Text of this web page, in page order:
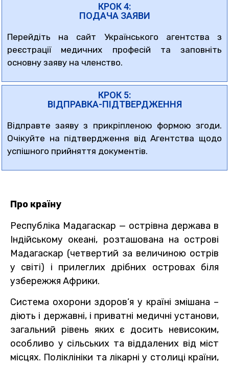
КРОК 4:
ПОДАЧА ЗАЯВИ
Перейдіть на сайт Українського агентства з
реєстрації медичних професій та заповніть
основну заяву на членство.
КРОК 5:
ВІДПРАВКА-ПІДТВЕРДЖЕННЯ
Відправте заяву з прикріпленою формою згоди.
Очікуйте на підтвердження від Агентства щодо
успішного прийняття документів.
Про країну
Республіка Мадагаскар — острівна держава в
Індійському океані, розташована на острові
Мадагаскар (четвертий за величиною острів
у світі) і прилеглих дрібних островах біля
узбережжя Африки.
Система охорони здоров’я у країні змішана –
діють і державні, і приватні медичні установи,
загальний рівень яких є досить невисоким,
особливо у сільських та віддалених від міст
місцях. Поліклініки та лікарні у столиці країни,